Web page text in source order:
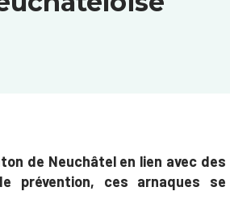
de Neuchâtel en lien avec des
prévention, ces arnaques se